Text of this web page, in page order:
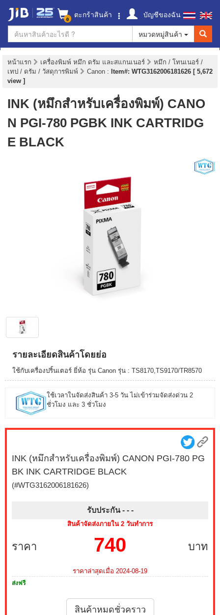
0 ตะกร้าสินค้า
บัญชีของฉัน
หมวดหมู่สินค้า
หน้าแรก เครื่องพิมพ์ หมึก ดรัม และสแกนเนอร์
หมึก / โทนเนอร์ /
เทป / ดรัม / วัสดุการพิมพ์
Canon : Item#: WTG3162006181626 [ 5,672
view ]
INK (หมึกสำหรับเครื่องพิมพ์) CANO
N PGI-780 PGBK INK CARTRIDG
E BLACK
รายละเอียดสินค้าโดยย่อ
ใช้กับเครื่องปริ้นเตอร์ ยี่ห้อ รุ่น Canon รุ่น : TS8170,TS9170/TR8570
ใช้เวลาในจัดส่งสินค้า 3-5 วัน ไม่เข้าร่วมจัดส่งด่วน 2
ชั่วโมง และ 3 ชั่วโมง
INK (หมึกสำหรับเครื่องพิมพ์) CANON PGI-780 PG
BK INK CARTRIDGE BLACK
(#WTG3162006181626)
รับประกัน - - -
สินค้าจัดส่งภายใน 2 วันทำการ
ราคา บาท
740
ราคาล่าสุดเมื่อ 2024-08-19
ส่งฟรี
สินค้าหมดชั่วคราว